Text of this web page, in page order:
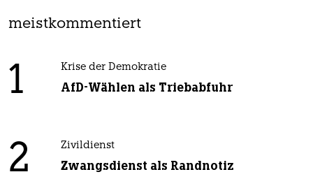
meistkommentiert
1 Krise der Demokratie
AfD-Wählen als Triebabfuhr
2 Zivildienst
Zwangsdienst als Randnotiz